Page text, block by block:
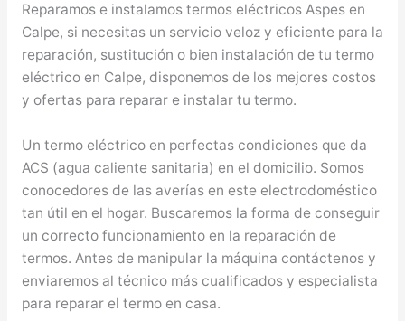
Reparamos e instalamos termos eléctricos Aspes en
Calpe, si necesitas un servicio veloz y eficiente para la
reparación, sustitución o bien instalación de tu termo
eléctrico en Calpe, disponemos de los mejores costos
y ofertas para reparar e instalar tu termo.
Un termo eléctrico en perfectas condiciones que da
ACS (agua caliente sanitaria) en el domicilio. Somos
conocedores de las averías en este electrodoméstico
tan útil en el hogar. Buscaremos la forma de conseguir
un correcto funcionamiento en la reparación de
termos. Antes de manipular la máquina contáctenos y
enviaremos al técnico más cualificados y especialista
para reparar el termo en casa.